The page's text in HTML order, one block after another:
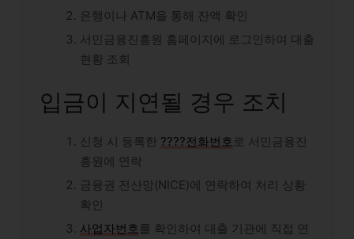
은행이나 ATM을 통해 잔액 확인
서민금융진흥원 홈페이지에 로그인하여 대출
현황 조회
입금이 지연될 경우 조치
신청 시 등록한 ????전화번호 로 서민금융진
흥원에 연락
금융권 전산망(NICE)에 연락하여 처리 상황
확인
사업자번호를 확인하여 대출 기관에 직접 연